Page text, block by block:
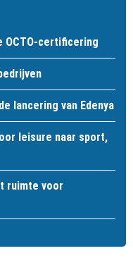
OCTO-certificering
lancering van Edenya
leisure naar sport,
ruimte voor